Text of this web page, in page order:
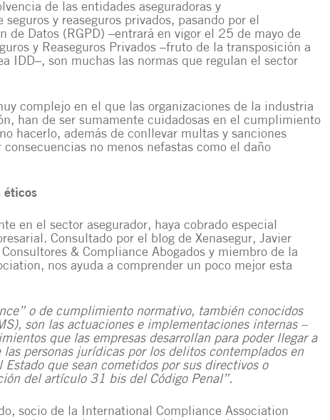
de las entidades aseguradoras y
seguros y reaseguros privados, pasando por el
de Datos (RGPD) –entrará en vigor el 25 de mayo de
y Reaseguros Privados –fruto de la transposición a
IDD–, son muchas las normas que regulan el sector
complejo en el que las organizaciones de la industria
han de ser sumamente cuidadosas en el cumplimiento
hacerlo, además de conllevar multas y sanciones
no menos nefastas como el daño
éticos
en el sector asegurador, haya cobrado especial
Consultado por el blog de Xenasegur, Javier
& Compliance Abogados y miembro de la
, nos ayuda a comprender un poco mejor esta
o de cumplimiento normativo, también conocidos
son las actuaciones e implementaciones internas –
que las empresas desarrollan para poder llegar a
personas jurídicas por los delitos contemplados en
que sean cometidos por sus directivos o
del artículo 31 bis del Código Penal”.
socio de la International Compliance Association